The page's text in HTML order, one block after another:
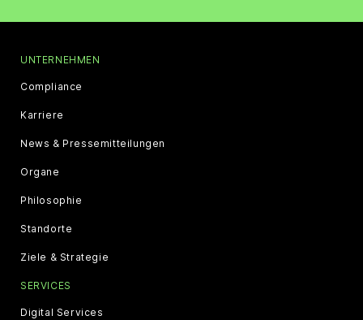
UNTERNEHMEN
Compliance
Karriere
News & Pressemitteilungen
Organe
Philosophie
Standorte
Ziele & Strategie
SERVICES
Digital Services